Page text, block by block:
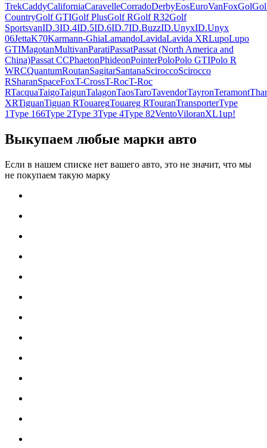
TrekCaddyCaliforniaCaravelleCorradoDerbyEosEuroVanFoxGol
CountryGolf GTIGolf PlusGolf RGolf R32Golf
SportsvanID.3ID.4ID.5ID.6ID.7ID.BuzzID.UnyxID.Unyx
06JettaK70Karmann-GhiaLamandoLavidaLavida XRLupoLupo
GTIMagotanMultivanParatiPassatPassat (North America and
China)Passat CCPhaetonPhideonPointerPoloPolo GTIPolo R
WRCQuantumRoutanSagitarSantanaSciroccoScirocco
RSharanSpaceFoxT-CrossT-RocT-Roc
RTacquaTaigoTaigunTalagonTaosTaroTavendorTayronTeramont
XRTiguanTiguan RTouaregTouareg RTouranTransporterType
1Type 166Type 2Type 3Type 4Type 82VentoViloranXL1up!
Выкупаем любые марки авто
Если в нашем списке нет вашего авто, это не значит, что мы
не покупаем такую марку